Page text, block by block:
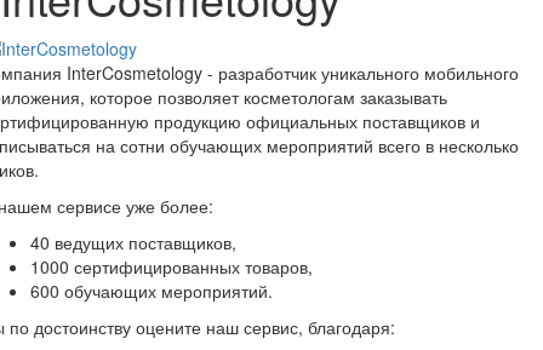
InterCosmetology - разработчик уникального мобильного
которое позволяет косметологам заказывать
продукцию официальных поставщиков и
на сотни обучающих мероприятий всего в несколько
сервисе уже более:
40 ведущих поставщиков,
1000 сертифицированных товаров,
600 обучающих мероприятий.
по достоинству оцените наш сервис, благодаря: